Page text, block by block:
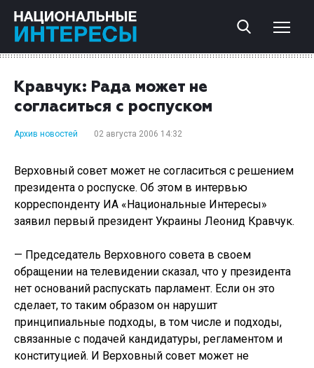
Кравчук: Рада может не
согласиться с роспуском
Архив новостей 02 августа 2006 14:32
Верховный совет может не согласиться с решением
президента о роспуске. Об этом в интервью
корреспонденту ИА «Национальные Интересы»
заявил первый президент Украины Леонид Кравчук.
— Председатель Верховного совета в своем
обращении на телевидении сказал, что у президента
нет оснований распускать парламент. Если он это
сделает, то таким образом он нарушит
принципиальные подходы, в том числе и подходы,
связанные с подачей кандидатуры, регламентом и
конституцией. И Верховный совет может не